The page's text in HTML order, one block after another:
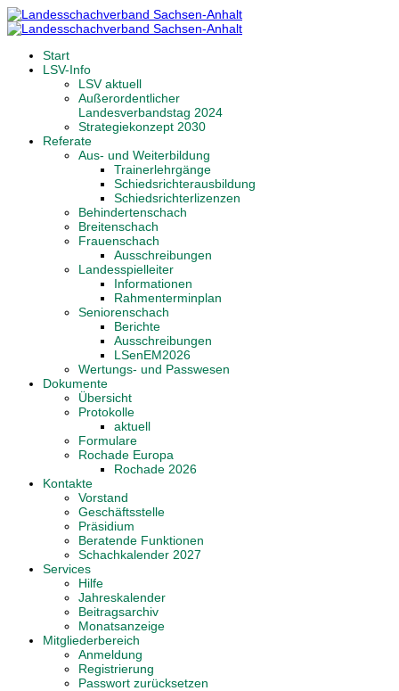
Start
LSV-Info
LSV aktuell
Außerordentlicher
Landesverbandstag 2024
Strategiekonzept 2030
Referate
Aus- und Weiterbildung
Trainerlehrgänge
Schiedsrichterausbildung
Schiedsrichterlizenzen
Behindertenschach
Breitenschach
Frauenschach
Ausschreibungen
Landesspielleiter
Informationen
Rahmenterminplan
Seniorenschach
Berichte
Ausschreibungen
LSenEM2026
Wertungs- und Passwesen
Dokumente
Übersicht
Protokolle
aktuell
Formulare
Rochade Europa
Rochade 2026
Kontakte
Vorstand
Geschäftsstelle
Präsidium
Beratende Funktionen
Schachkalender 2027
Services
Hilfe
Jahreskalender
Beitragsarchiv
Monatsanzeige
Mitgliederbereich
Anmeldung
Registrierung
Passwort zurücksetzen